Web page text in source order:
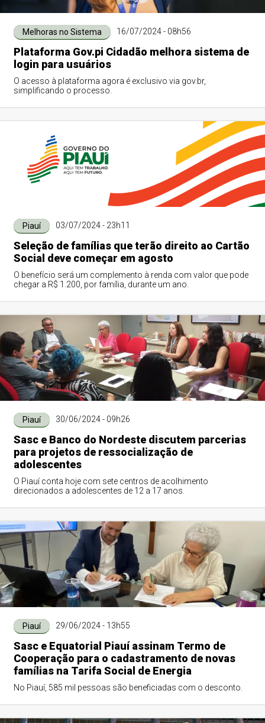
Melhoras no Sistema 16/07/2024 - 08h56
Plataforma Gov.pi Cidadão melhora sistema de
login para usuários
O acesso à plataforma agora é exclusivo via gov.br,
simplificando o processo.
Piauí 03/07/2024 - 23h11
Seleção de famílias que terão direito ao Cartão
Social deve começar em agosto
O benefício será um complemento à renda com valor que pode
chegar a R$ 1.200, por família, durante um ano.
Piauí 30/06/2024 - 09h26
Sasc e Banco do Nordeste discutem parcerias
para projetos de ressocialização de
adolescentes
O Piauí conta hoje com sete centros de acolhimento
direcionados a adolescentes de 12 a 17 anos.
Piauí 29/06/2024 - 13h55
Sasc e Equatorial Piauí assinam Termo de
Cooperação para o cadastramento de novas
famílias na Tarifa Social de Energia
No Piauí, 585 mil pessoas são beneficiadas com o desconto.